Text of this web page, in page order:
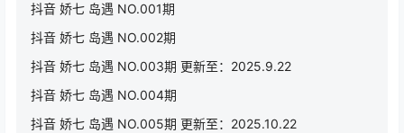
抖音 娇七 岛遇 NO.001期
抖音 娇七 岛遇 NO.002期
抖音 娇七 岛遇 NO.003期 更新至：2025.9.22
抖音 娇七 岛遇 NO.004期
抖音 娇七 岛遇 NO.005期 更新至：2025.10.22